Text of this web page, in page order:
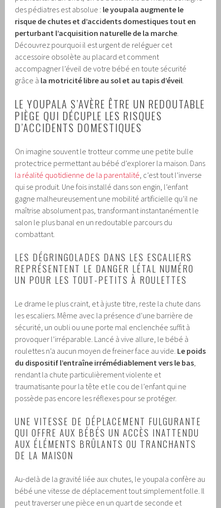
des pédiatres est absolue : le youpala augmente le
risque de chutes et d’accidents domestiques tout en
perturbant l’acquisition naturelle de la marche
Découvrez pourquoi il est urgent de reléguer cet
accessoire obsolète au placard et comment
accompagner l’éveil de votre bébé en toute sécurité
grâce à la motricité libre au sol et au tapis d’éveil
LE YOUPALA S’AVÈRE ÊTRE UN REDOUTABLE
PIÈGE QUI DÉCUPLE LES RISQUES
D’ACCIDENTS DOMESTIQUES
On imagine souvent le trotteur comme une petite bulle
protectrice permettant au bébé d’explorer la maison. Dans
la réalité quotidienne de la parentalité , c’est tout l’inverse
qui se produit. Une fois installé dans son engin, l’enfant
gagne malheureusement une mobilité artificielle qu’il ne
maîtrise absolument pas, transformant instantanément le
salon le plus banal en un redoutable parcours du
combattant.
LES DÉGRINGOLADES DANS LES ESCALIERS
REPRÉSENTENT LE DANGER LÉTAL NUMÉRO
UN POUR LES TOUT-PETITS À ROULETTES
Le drame le plus craint, et à juste titre, reste la chute dans
les escaliers. Même avec la présence d’une barrière de
sécurité, un oubli ou une porte mal enclenchée suffit à
provoquer l’irréparable. Lancé à vive allure, le bébé à
roulettes n’a aucun moyen de freiner face au vide. Le poids
du dispositif l’entraîne irrémédiablement vers le bas
rendant la chute particulièrement violente et
traumatisante pour la tête et le cou de l’enfant qui ne
possède pas encore les réflexes pour se protéger.
UNE VITESSE DE DÉPLACEMENT FULGURANTE
QUI OFFRE AUX BÉBÉS UN ACCÈS INATTENDU
AUX ÉLÉMENTS BRÛLANTS OU TRANCHANTS
DE LA MAISON
Au-delà de la gravité liée aux chutes, le youpala confère au
bébé une vitesse de déplacement tout simplement folle. Il
peut traverser une pièce en un quart de seconde et